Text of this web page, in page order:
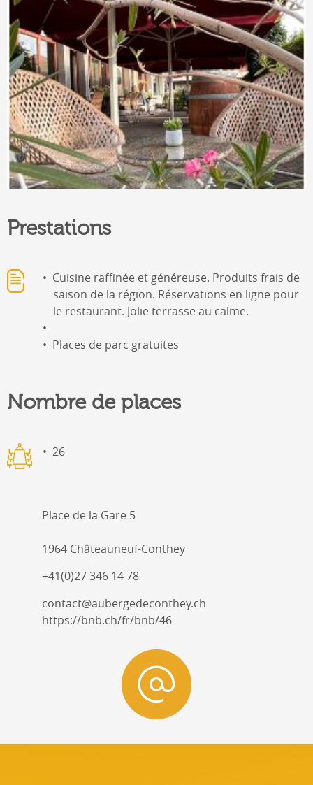
Prestations
Cuisine raffinée et généreuse. Produits frais de
saison de la région. Réservations en ligne pour
le restaurant. Jolie terrasse au calme.
Places de parc gratuites
Nombre de places
26
Place de la Gare 5
1964 Châteauneuf-Conthey
+41(0)27 346 14 78
contact@aubergedeconthey.ch
https://bnb.ch/fr/bnb/46